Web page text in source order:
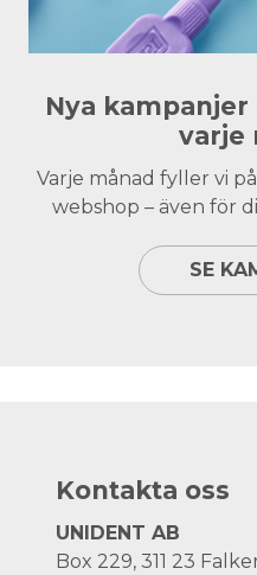
Nya
varje
Varje månad fyller vi
webshop – även för
SE
Kontakta oss
UNIDENT AB
Box 229, 311 23